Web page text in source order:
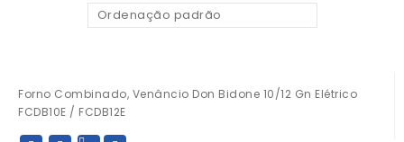
Ordenação padrão
Forno Combinado, Venâncio Don Bidone 10/12 Gn Elétrico
FCDB10E / FCDB12E